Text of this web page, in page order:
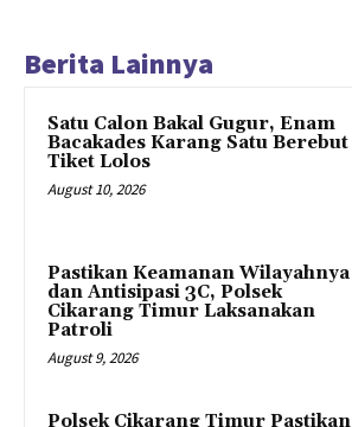
Berita Lainnya
Satu Calon Bakal Gugur, Enam
Bacakades Karang Satu Berebut
Tiket Lolos
August 10, 2026
Pastikan Keamanan Wilayahnya
dan Antisipasi 3C, Polsek
Cikarang Timur Laksanakan
Patroli
August 9, 2026
Polsek Cikarang Timur Pastikan